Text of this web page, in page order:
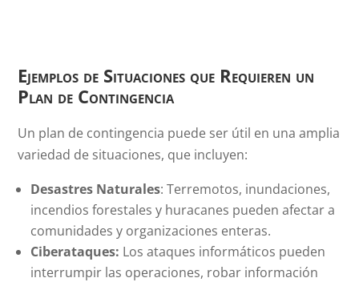
Ejemplos de Situaciones que Requieren un
Plan de Contingencia
Un plan de contingencia puede ser útil en una amplia
variedad de situaciones, que incluyen:
Desastres Naturales: Terremotos, inundaciones,
incendios forestales y huracanes pueden afectar a
comunidades y organizaciones enteras.
Ciberataques: Los ataques informáticos pueden
interrumpir las operaciones, robar información